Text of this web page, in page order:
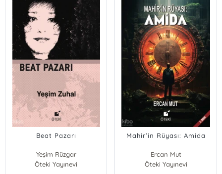
Beat Pazarı
Yeşim Rüzgar
Öteki Yayınevi
Mahir’in Rüyası: Amida
Ercan Mut
Öteki Yayınevi